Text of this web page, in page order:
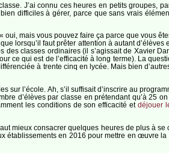
J’ai connu ces heures en petits groupes,
difficiles à gérer, parce que sans vrais
mais vous pouvez faire ça parce que vous
lorsqu’il faut prêter attention à autant d’élèves
des classes ordinaires (il s’agissait de Xavier
ce qui est de l’efficacité à long terme). La
à trente cinq en lycée. Mais bien
l’école. Ah, s’il suffisait d’inscrire au
d’élèves par classe en prétendant qu’à 25
les conditions de son efficacité et déjouer
mieux consacrer quelques heures de plus à se
établissements en 2016 pour mettre en œuvre